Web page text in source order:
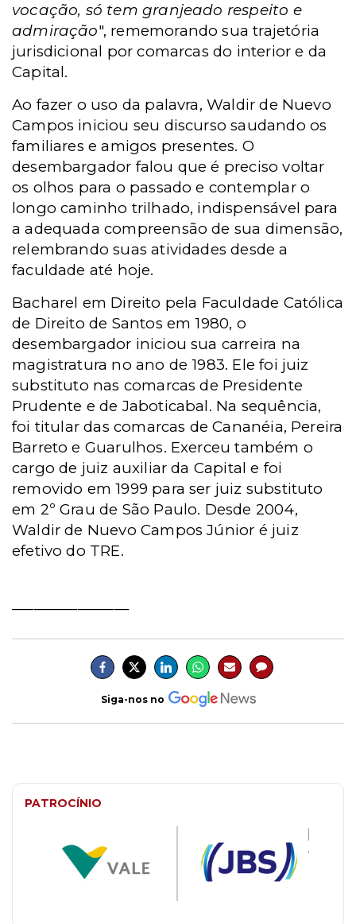
vocação, só tem granjeado respeito e
admiração", rememorando sua trajetória
jurisdicional por comarcas do interior e da
Capital.
Ao fazer o uso da palavra, Waldir de Nuevo
Campos iniciou seu discurso saudando os
familiares e amigos presentes. O
desembargador falou que é preciso voltar
os olhos para o passado e contemplar o
longo caminho trilhado, indispensável para
a adequada compreensão de sua dimensão,
relembrando suas atividades desde a
faculdade até hoje.
Bacharel em Direito pela Faculdade Católica
de Direito de Santos em 1980, o
desembargador iniciou sua carreira na
magistratura no ano de 1983. Ele foi juiz
substituto nas comarcas de Presidente
Prudente e de Jaboticabal. Na sequência,
foi titular das comarcas de Cananéia, Pereira
Barreto e Guarulhos. Exerceu também o
cargo de juiz auxiliar da Capital e foi
removido em 1999 para ser juiz substituto
em 2º Grau de São Paulo. Desde 2004,
Waldir de Nuevo Campos Júnior é juiz
efetivo do TRE.
Siga-nos no
PATROCÍNIO